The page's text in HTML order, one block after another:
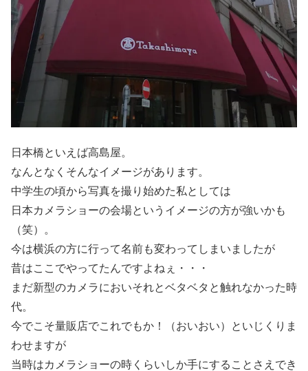
日本橋といえば高島屋。
なんとなくそんなイメージがあります。
中学生の頃から写真を撮り始めた私としては
日本カメラショーの会場というイメージの方が強いかも
（笑）。
今は横浜の方に行って名前も変わってしまいましたが
昔はここでやってたんですよねぇ・・・
まだ新型のカメラにおいそれとベタベタと触れなかった時
代。
今でこそ量販店でこれでもか！（おいおい）といじくりま
わせますが
当時はカメラショーの時くらいしか手にすることさえでき